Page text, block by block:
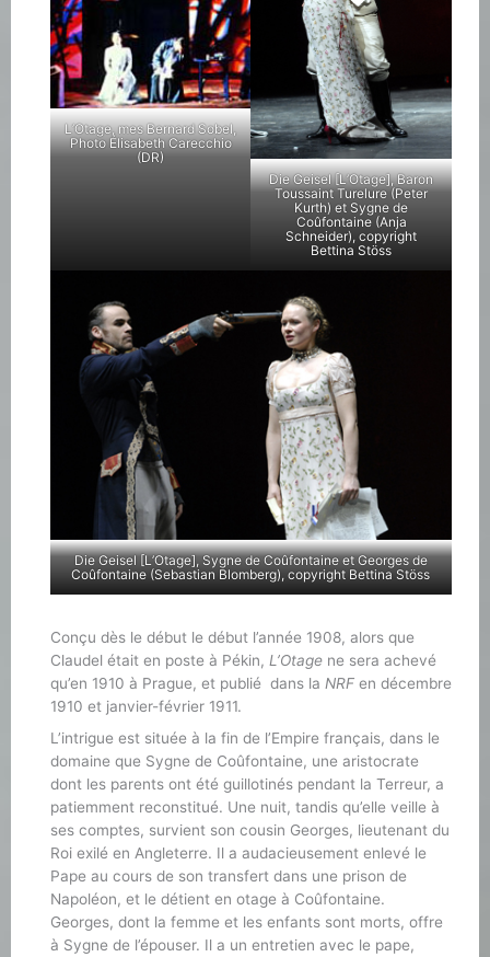
L’Otage, mes Bernard Sobel,
Photo Élisabeth Carecchio
(DR)
Die Geisel [L’Otage], Baron
Toussaint Turelure (Peter
Kurth) et Sygne de
Coûfontaine (Anja
Schneider), copyright
Bettina Stöss
Die Geisel [L’Otage], Sygne de Coûfontaine et Georges de
Coûfontaine (Sebastian Blomberg), copyright Bettina Stöss
Conçu dès le début le début l’année 1908, alors que
Claudel était en poste à Pékin, L’Otage ne sera achevé
qu’en 1910 à Prague, et publié dans la NRF en décembre
1910 et janvier-février 1911.
L’intrigue est située à la fin de l’Empire français, dans le
domaine que Sygne de Coûfontaine, une aristocrate
dont les parents ont été guillotinés pendant la Terreur, a
patiemment reconstitué. Une nuit, tandis qu’elle veille à
ses comptes, survient son cousin Georges, lieutenant du
Roi exilé en Angleterre. Il a audacieusement enlevé le
Pape au cours de son transfert dans une prison de
Napoléon, et le détient en otage à Coûfontaine.
Georges, dont la femme et les enfants sont morts, offre
à Sygne de l’épouser. Il a un entretien avec le pape,